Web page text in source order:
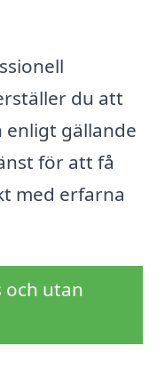
du att
gällande
för att få
med erfarna
och utan